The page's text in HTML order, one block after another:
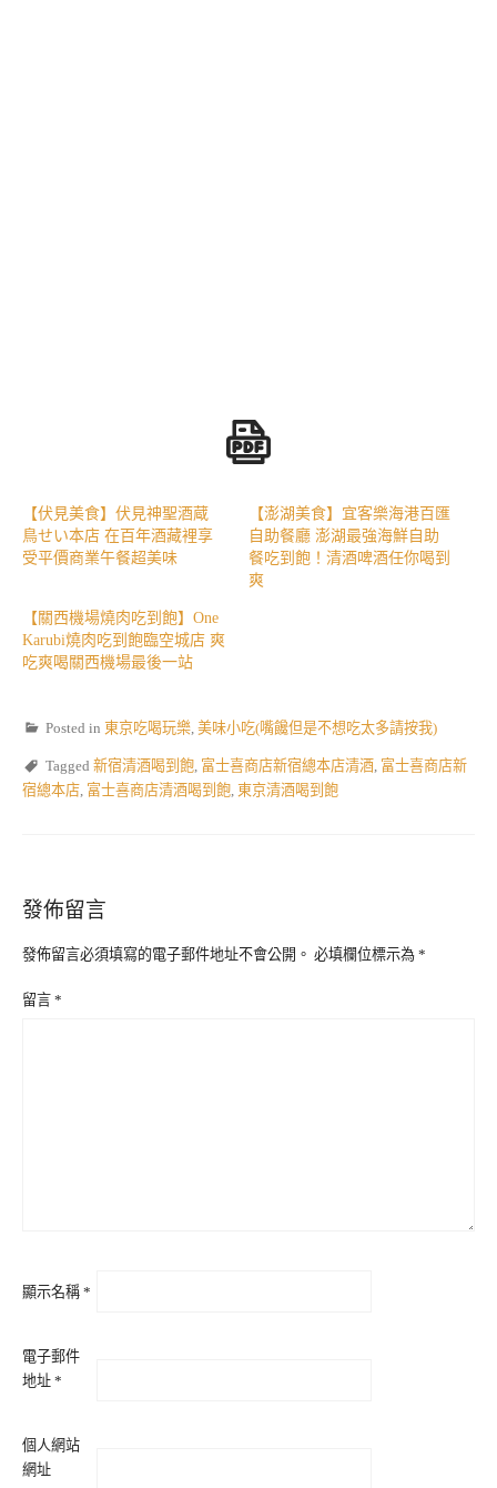
【伏見美食】伏見神聖酒蔵
鳥せい本店 在百年酒藏裡享
受平價商業午餐超美味
【澎湖美食】宜客樂海港百匯
自助餐廳 澎湖最強海鮮自助
餐吃到飽！清酒啤酒任你喝到
爽
【關西機場燒肉吃到飽】One
Karubi燒肉吃到飽臨空城店 爽
吃爽喝關西機場最後一站
Posted in 東京吃喝玩樂 美味小吃(嘴饞但是不想吃太多請按我)
Tagged 新宿清酒喝到飽 富士喜商店新宿總本店清酒 富士喜商店新
宿總本店 富士喜商店清酒喝到飽 東京清酒喝到飽
發佈留言
發佈留言必須填寫的電子郵件地址不會公開。 必填欄位標示為 *
留言 *
顯示名稱 *
電子郵件
地址 *
個人網站
網址